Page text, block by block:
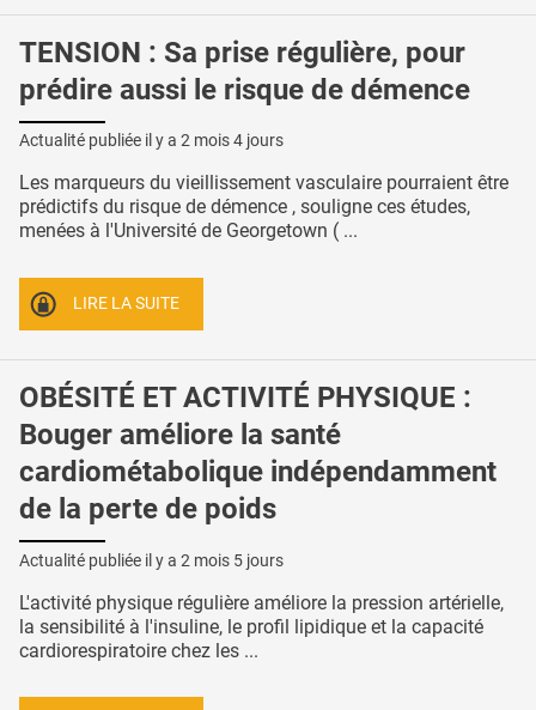
TENSION : Sa prise régulière, pour
prédire aussi le risque de démence
Actualité publiée il y a 2 mois 4 jours
Les marqueurs du vieillissement vasculaire pourraient être
prédictifs du risque de démence , souligne ces études,
menées à l'Université de Georgetown ( ...
LIRE LA SUITE
OBÉSITÉ ET ACTIVITÉ PHYSIQUE :
Bouger améliore la santé
cardiométabolique indépendamment
de la perte de poids
Actualité publiée il y a 2 mois 5 jours
L'activité physique régulière améliore la pression artérielle,
la sensibilité à l'insuline, le profil lipidique et la capacité
cardiorespiratoire chez les ...